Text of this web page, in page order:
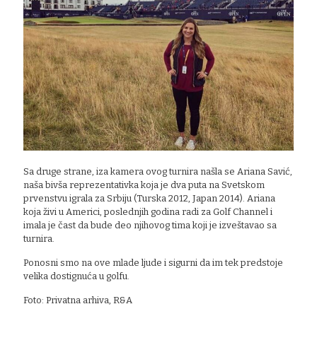
Sa druge strane, iza kamera ovog turnira našla se Ariana Savić,
naša bivša reprezentativka koja je dva puta na Svetskom
prvenstvu igrala za Srbiju (Turska 2012, Japan 2014). Ariana
koja živi u Americi, poslednjih godina radi za Golf Channel i
imala je čast da bude deo njihovog tima koji je izveštavao sa
turnira.
Ponosni smo na ove mlade ljude i sigurni da im tek predstoje
velika dostignuća u golfu.
Foto: Privatna arhiva, R&A